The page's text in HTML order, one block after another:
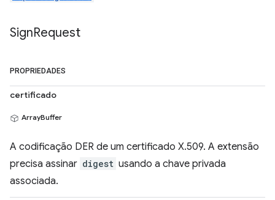
SignRequest
PROPRIEDADES
certificado
ArrayBuffer
A codificação DER de um certificado X.509. A extensão
precisa assinar digest usando a chave privada
associada.